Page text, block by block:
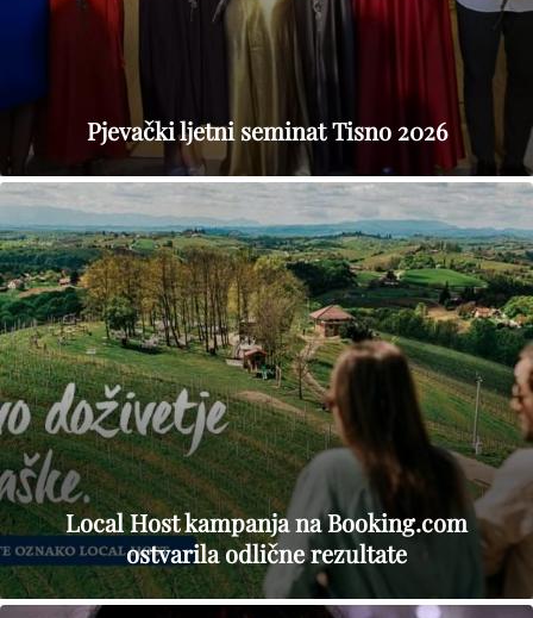
Pjevački ljetni seminat Tisno 2026
Local Host kampanja na Booking.com
ostvarila odlične rezultate